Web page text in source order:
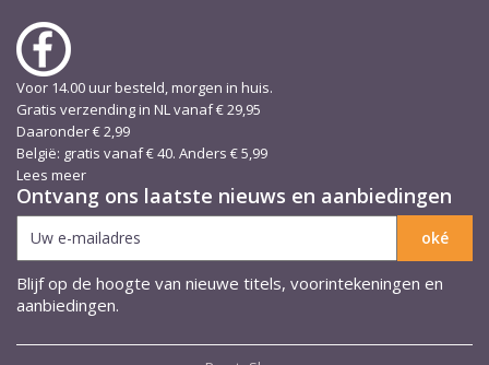
Voor 14.00 uur besteld, morgen in huis.
Gratis verzending in NL vanaf € 29,95
Daaronder € 2,99
België: gratis vanaf € 40. Anders € 5,99
Lees meer
Ontvang ons laatste nieuws en aanbiedingen
Blijf op de hoogte van nieuwe titels, voorintekeningen en
aanbiedingen.